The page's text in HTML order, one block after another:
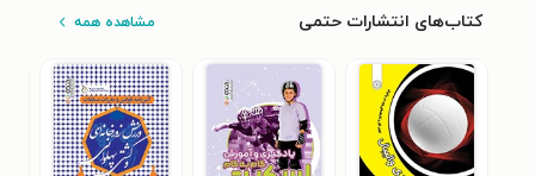
کتاب‌های انتشارات حتمی مشاهده همه